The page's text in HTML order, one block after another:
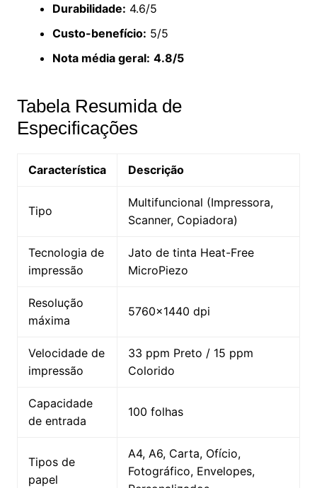
Durabilidade: 4.6/5
Custo-benefício: 5/5
Nota média geral: 4.8/5
Tabela Resumida de
Especificações
Característica Descrição
Tipo
Multifuncional (Impressora,
Scanner, Copiadora)
Tecnologia de
impressão
Jato de tinta Heat-Free
MicroPiezo
Resolução
máxima
5760×1440 dpi
Velocidade de
impressão
33 ppm Preto / 15 ppm
Colorido
Capacidade
de entrada
100 folhas
Tipos de
papel
A4, A6, Carta, Ofício,
Fotográfico, Envelopes,